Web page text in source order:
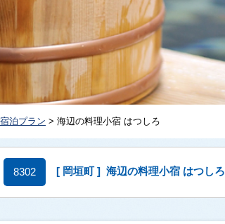
泊プラン > 海辺の料理小宿 はつしろ
8302 [ 岡垣町 ] 海辺の料理小宿 はつしろ